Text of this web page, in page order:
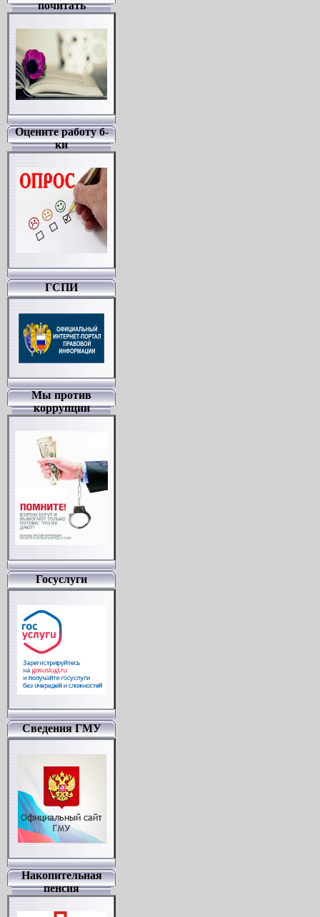
почитать
Оцените работу б-
ки
ГСПИ
Мы против
коррупции
Госуслуги
Сведения ГМУ
Накопительная
пенсия